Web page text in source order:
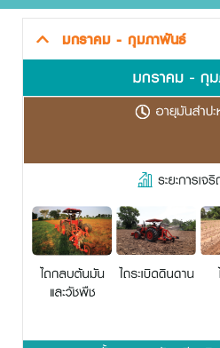
มกราคม - กุมภาพันธ์